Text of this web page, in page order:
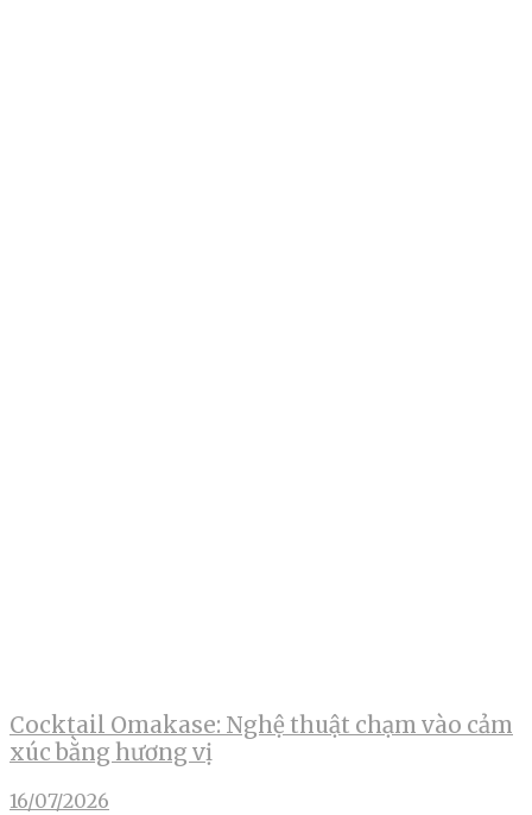
Cocktail Omakase: Nghệ thuật chạm vào cảm
xúc bằng hương vị
16/07/2026